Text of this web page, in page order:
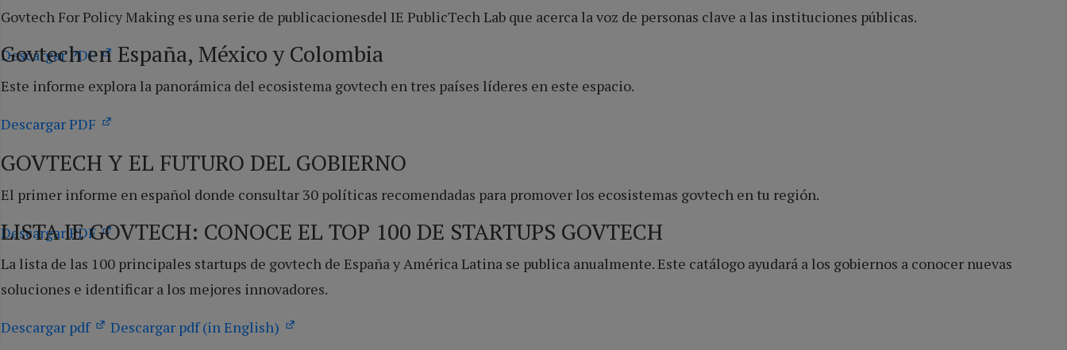
Govtech For Policy Making es una serie de publicacionesdel IE PublicTech Lab que acerca la voz de personas clave a las instituciones públicas.
Descargar PDF
Govtech en España, México y Colombia
Este informe explora la panorámica del ecosistema govtech en tres países líderes en este espacio.
Descargar PDF
GOVTECH Y EL FUTURO DEL GOBIERNO
El primer informe en español donde consultar 30 políticas recomendadas para promover los ecosistemas govtech en tu región.
Descargar PDF
LISTA IE GOVTECH: CONOCE EL TOP 100 DE STARTUPS GOVTECH
La lista de las 100 principales startups de govtech de España y América Latina se publica anualmente. Este catálogo ayudará a los gobiernos a conocer nuevas
soluciones e identificar a los mejores innovadores.
Descargar pdf
Descargar pdf (in English)